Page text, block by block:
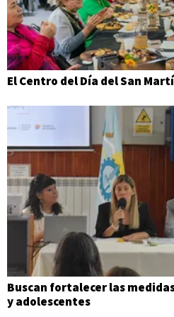
El Centro del Día del San
Buscan fortalecer las
y adolescentes